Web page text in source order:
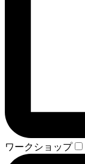
ワークショップ